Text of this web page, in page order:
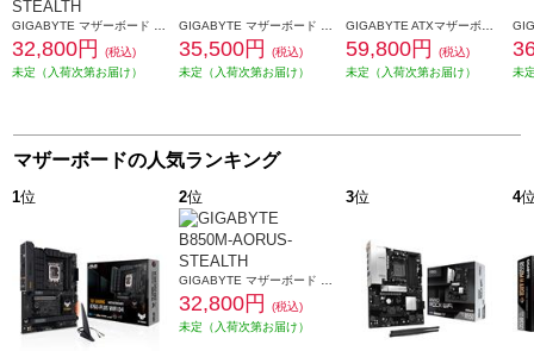
GIGABYTE マザーボード B850M AORUS STEALTH B850M-AORUS-STEALTH
32,800円
(税込)
未定（入荷次第お届け）
GIGABYTE マザーボード GIGABYTE B550I AORUS PRO AX B550I-AORUS-PRO-AX
35,500円
(税込)
未定（入荷次第お届け）
GIGABYTE ATXマザーボード Z890 AERO G Z890-AERO-G
59,800円
(税込)
未定（入荷次第お届け）
未
マザーボードの人気ランキング
1位 2位
GIGABYTE マザーボード B850M AORUS STEALTH B850M-AORUS-STEALTH
32,800円
(税込)
未定（入荷次第お届け）
3位 4